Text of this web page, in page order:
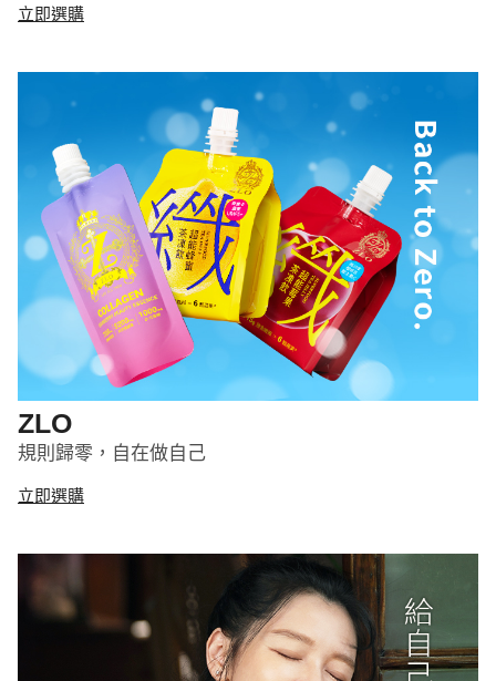
立即選購
ZLO
規則歸零，自在做自己
立即選購